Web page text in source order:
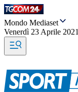
Mondo Mediaset
Venerdì 23 Aprile 2021